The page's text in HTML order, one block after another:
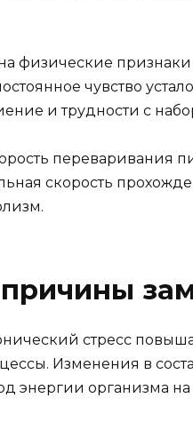
физические признаки
чувство
и трудности с
переваривания
скорость
стресс
Изменения в
энергии организма на